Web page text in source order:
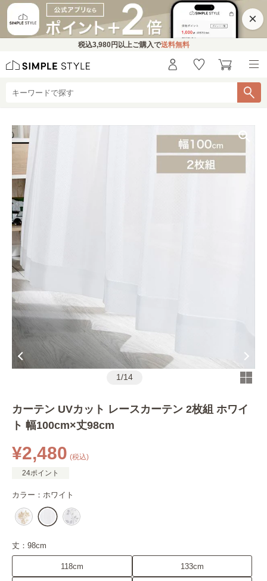
×
税込3,980円 以上ご購入で送料無料
1/14
カーテン UVカット レースカーテン 2枚組 ホワイ
ト 幅100cm×丈98cm
¥2,480 (税込)
24ポイント
カラー： ホワイト
丈： 98cm
118cm 133cm